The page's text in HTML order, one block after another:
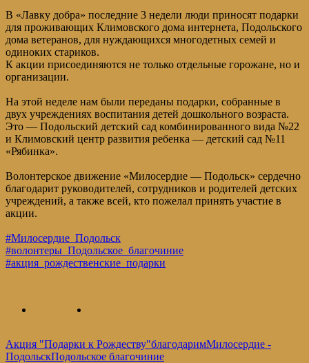
В «Лавку добра» последние 3 недели люди приносят подарки
для проживающих Климовского дома интернета, Подольского
дома ветеранов, для нуждающихся многодетных семей и
одиноких стариков.
К акции присоединяются не только отдельные горожане, но и
организации.
На этой неделе нам были переданы подарки, собранные в
двух учреждениях воспитания детей дошкольного возраста.
Это — Подольский детский сад комбинированного вида №22
и Климовский центр развития ребенка — детский сад №11
«Рябинка».
Волонтерское движение «Милосердие — Подольск» сердечно
благодарит руководителей, сотрудников и родителей детских
учреждений, а также всей, кто пожелал принять участие в
акции.
#Милосердие_Подольск
#волонтеры_Подольское_благочиние
#акция_рождественские_подарки
Акция "Подарки к Рождеству"благодаримМилосердие -
ПодольскПодольское благочиние